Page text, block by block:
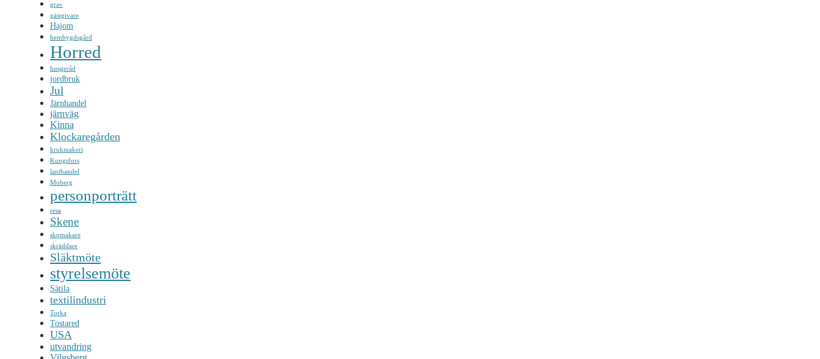
grav
gästgivare
Hajom
hembygdsgård
Horred
husgeråd
jordbruk
Jul
Järnhandel
järnväg
Kinna
Klockaregården
krukmakeri
Kungsfors
lanthandel
Moberg
personporträtt
resa
Skene
skomakare
skräddare
Släktmöte
styrelsemöte
Sätila
textilindustri
Torka
Tostared
USA
utvandring